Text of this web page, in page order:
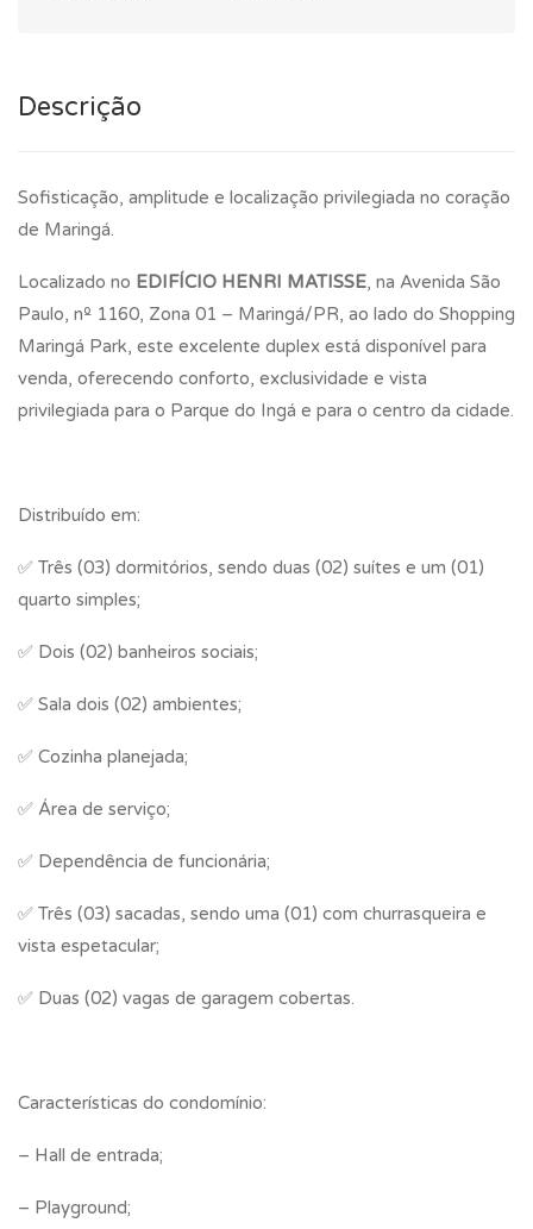
Descrição
Sofisticação, amplitude e localização privilegiada no coração
de Maringá.
Localizado no EDIFÍCIO HENRI MATISSE, na Avenida São
Paulo, nº 1160, Zona 01 – Maringá/PR, ao lado do Shopping
Maringá Park, este excelente duplex está disponível para
venda, oferecendo conforto, exclusividade e vista
privilegiada para o Parque do Ingá e para o centro da cidade.
Distribuído em:
✅ Três (03) dormitórios, sendo duas (02) suítes e um (01)
quarto simples;
✅ Dois (02) banheiros sociais;
✅ Sala dois (02) ambientes;
✅ Cozinha planejada;
✅ Área de serviço;
✅ Dependência de funcionária;
✅ Três (03) sacadas, sendo uma (01) com churrasqueira e
vista espetacular;
✅ Duas (02) vagas de garagem cobertas.
Características do condomínio:
– Hall de entrada;
– Playground;